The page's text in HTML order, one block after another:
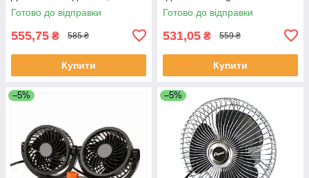
скотчі
Готово до відправки
555,75 ₴ 585 ₴
Купити
два режима
Готово до відправки
531,05 ₴ 559 ₴
Купити
–5% –5%